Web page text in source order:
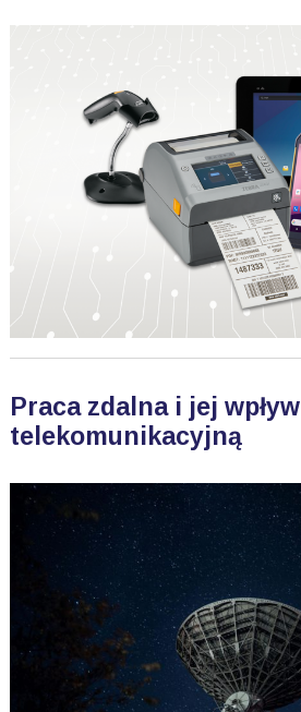
Praca zdalna i jej
telekomunikacyjną